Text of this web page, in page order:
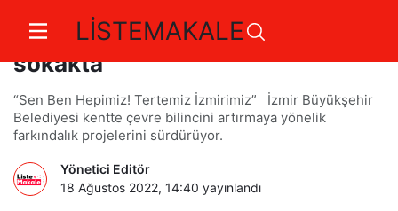
LİSTEMAKALE
İzmir 20 Ağustos’ta temizlik için
sokakta
“Sen Ben Hepimiz! Tertemiz İzmirimiz” İzmir Büyükşehir
Belediyesi kentte çevre bilincini artırmaya yönelik
farkındalık projelerini sürdürüyor.
Yönetici Editör
18 Ağustos 2022, 14:40 yayınlandı